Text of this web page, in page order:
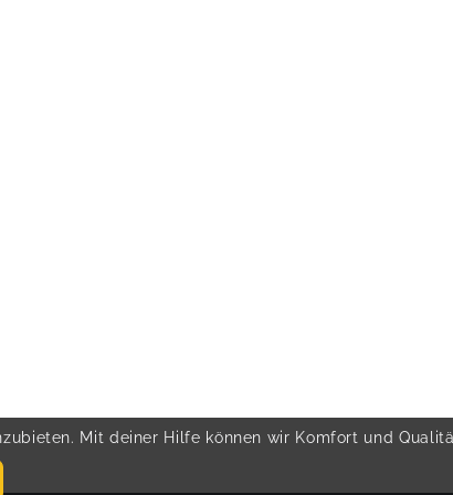
Mit deiner Hilfe können wir Komfort und